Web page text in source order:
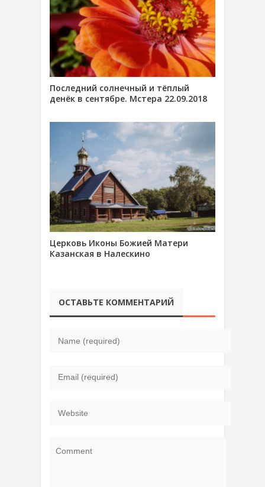
Последний солнечный и тёплый
денёк в сентябре. Мстера 22.09.2018
Церковь Иконы Божией Матери
Казанская в Налескино
ОСТАВЬТЕ КОММЕНТАРИЙ